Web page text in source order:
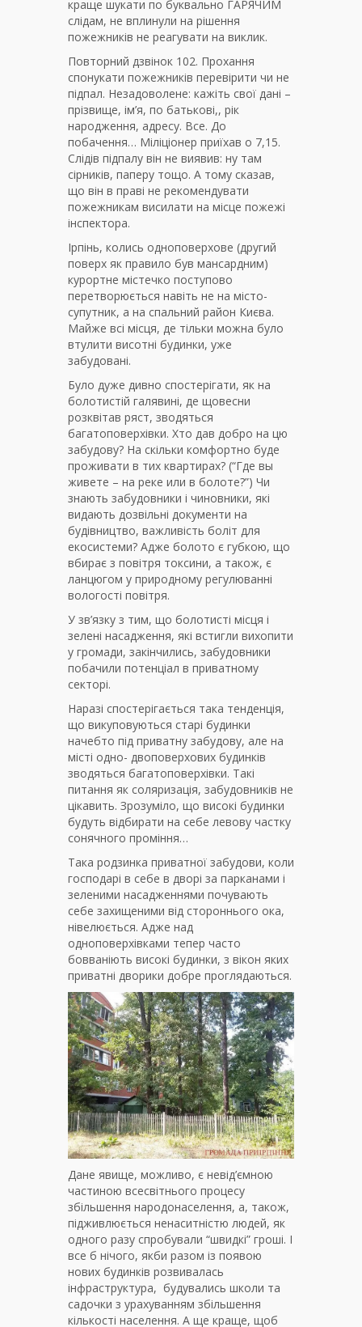
краще шукати по буквально ГАРЯЧИМ
слідам, не вплинули на рішення
пожежників не реагувати на виклик.
Повторний дзвінок 102. Прохання
спонукати пожежників перевірити чи не
підпал. Незадоволене: кажіть свої дані –
прізвище, ім’я, по батькові,, рік
народження, адресу. Все. До
побачення… Міліціонер приїхав о 7,15.
Слідів підпалу він не виявив: ну там
сірників, паперу тощо. А тому сказав,
що він в праві не рекомендувати
пожежникам висилати на місце пожежі
інспектора.
Ірпінь, колись одноповерхове (другий
поверх як правило був мансардним)
курортне містечко поступово
перетворюється навіть не на місто-
супутник, а на спальний район Києва.
Майже всі місця, де тільки можна було
втулити висотні будинки, уже
забудовані.
Було дуже дивно спостерігати, як на
болотистій галявині, де щовесни
розквітав ряст, зводяться
багатоповерхівки. Хто дав добро на цю
забудову? На скільки комфортно буде
проживати в тих квартирах? (“Где вы
живете – на реке или в болоте?”) Чи
знають забудовники і чиновники, які
видають дозвільні документи на
будівництво, важливість боліт для
екосистеми? Адже болото є губкою, що
вбирає з повітря токсини, а також, є
ланцюгом у природному регулюванні
вологості повітря.
У зв’язку з тим, що болотисті місця і
зелені насадження, які встигли вихопити
у громади, закінчились, забудовники
побачили потенціал в приватному
секторі.
Наразі спостерігається така тенденція,
що викуповуються старі будинки
начебто під приватну забудову, але на
місті одно- двоповерхових будинків
зводяться багатоповерхівки. Такі
питання як соляризація, забудовників не
цікавить. Зрозуміло, що високі будинки
будуть відбирати на себе левову частку
сонячного проміння…
Така родзинка приватної забудови, коли
господарі в себе в дворі за парканами і
зеленими насадженнями почувають
себе захищеними від стороннього ока,
нівелюється. Адже над
одноповерхівками тепер часто
бовваніють високі будинки, з вікон яких
приватні дворики добре проглядаються.
Дане явище, можливо, є невід’ємною
частиною всесвітнього процесу
збільшення народонаселення, а, також,
підживлюється ненаситністю людей, як
одного разу спробували “швидкі” гроші. І
все б нічого, якби разом із появою
нових будинків розвивалась
інфраструктура, будувались школи та
садочки з урахуванням збільшення
кількості населення. А ще краще, щоб